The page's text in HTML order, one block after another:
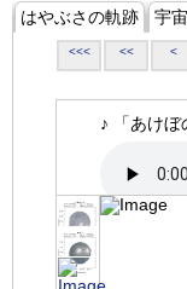
はやぶさの軌跡 宇
<<< << <
♪ 「あけぼ